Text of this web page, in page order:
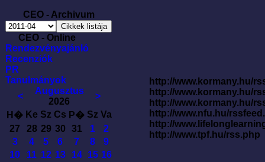
CEO - Archivum
CEO - Online
Rendezvényajánló
Recenziók
PR
Tanulmányok
<
Augusztus
2026
>
H� Ke Sz Cs P� Sz Va
27
28 29 30 31 1
2
3
4 5 6 7 8
9
10
11 12 13 14 15 16
http://www.kormany.hu/
http://www.kormany.hu/
http://www.kormany.hu/
http://www.nfu.hu/
http://
http://www.tpf.hu/rss.php